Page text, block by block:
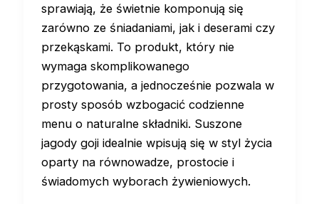
sprawiają, że świetnie komponują się
zarówno ze śniadaniami, jak i deserami czy
przekąskami. To produkt, który nie
wymaga skomplikowanego
przygotowania, a jednocześnie pozwala w
prosty sposób wzbogacić codzienne
menu o naturalne składniki. Suszone
jagody goji idealnie wpisują się w styl życia
oparty na równowadze, prostocie i
świadomych wyborach żywieniowych.